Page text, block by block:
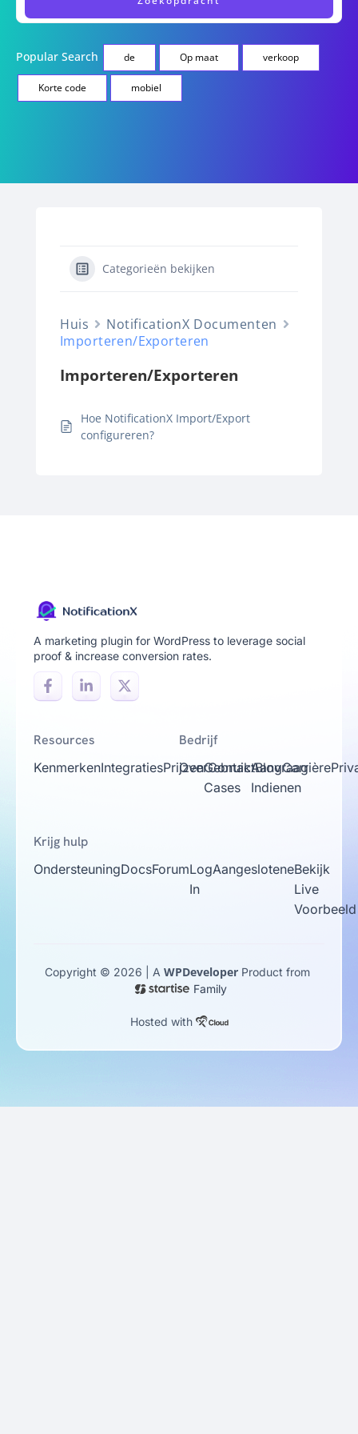
Popular Search de Op maat verkoop
Korte code mobiel
Categorieën bekijken
Huis
NotificationX Documenten
Importeren/Exporteren
Importeren/Exporteren
Hoe NotificationX Import/Export
configureren?
A marketing plugin for WordPress to leverage social
proof & increase conversion rates.
Resources
KenmerkenIntegratiesPrijzenGebruik
Cases
Aanvraag
Indienen
Bedrijf
OverContactBlogCarrière
Krijg hulp
OndersteuningDocsForumLog
In
AangesloteneBekijk
Live
Voorbeeld
Copyright © 2026 | A WPDeveloper Product from
Family
Hosted with